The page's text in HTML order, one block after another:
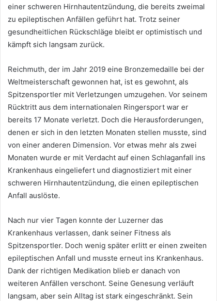
einer schweren Hirnhautentzündung, die bereits zweimal
zu epileptischen Anfällen geführt hat. Trotz seiner
gesundheitlichen Rückschläge bleibt er optimistisch und
kämpft sich langsam zurück.
Reichmuth, der im Jahr 2019 eine Bronzemedaille bei der
Weltmeisterschaft gewonnen hat, ist es gewohnt, als
Spitzensportler mit Verletzungen umzugehen. Vor seinem
Rücktritt aus dem internationalen Ringersport war er
bereits 17 Monate verletzt. Doch die Herausforderungen,
denen er sich in den letzten Monaten stellen musste, sind
von einer anderen Dimension. Vor etwas mehr als zwei
Monaten wurde er mit Verdacht auf einen Schlaganfall ins
Krankenhaus eingeliefert und diagnostiziert mit einer
schweren Hirnhautentzündung, die einen epileptischen
Anfall auslöste.
Nach nur vier Tagen konnte der Luzerner das
Krankenhaus verlassen, dank seiner Fitness als
Spitzensportler. Doch wenig später erlitt er einen zweiten
epileptischen Anfall und musste erneut ins Krankenhaus.
Dank der richtigen Medikation blieb er danach von
weiteren Anfällen verschont. Seine Genesung verläuft
langsam, aber sein Alltag ist stark eingeschränkt. Sein